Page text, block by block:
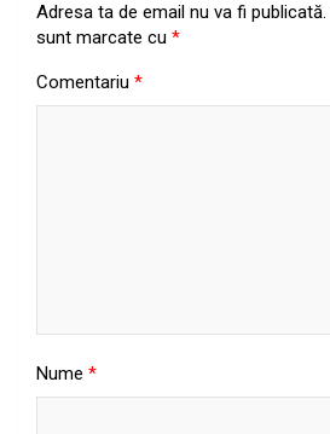
Adresa ta de email nu va fi publicată.
sunt marcate cu *
Comentariu *
Nume *